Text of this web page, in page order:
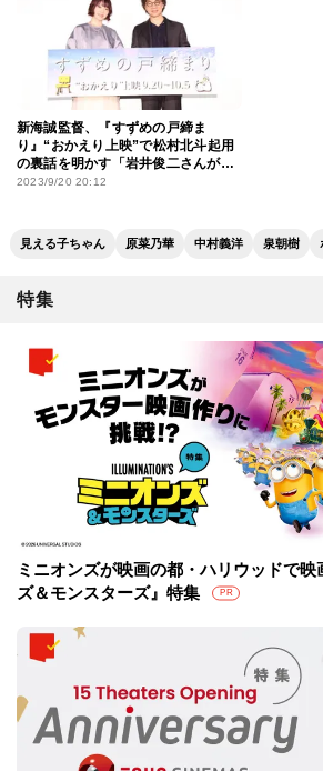
新海誠監督、『すずめの戸締ま
り』“おかえり上映”で松村北斗起用
の裏話を明かす「岩井俊二さんが
『キリエのうた』を撮っている時
2023/9/20 20:12
見える子ちゃん 原菜乃華 中村義洋 泉朝樹
特集
ミニオンズが映画の都・ハリウッドで
ズ＆モンスターズ』特集
PR